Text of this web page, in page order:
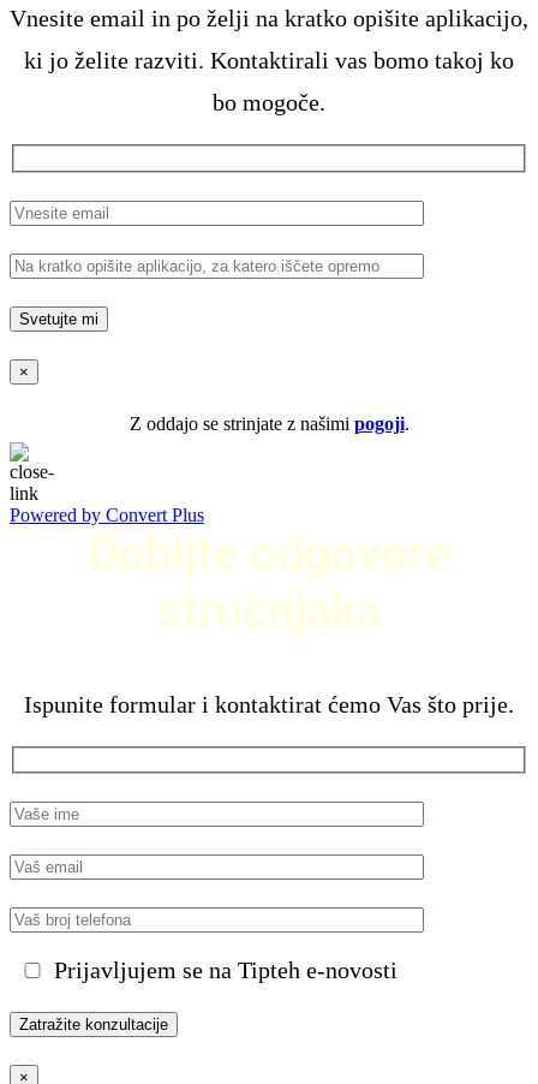
Vnesite email in po želji na kratko opišite aplikacijo,
ki jo želite razviti. Kontaktirali vas bomo takoj ko
bo mogoče.
×
Z oddajo se strinjate z našimi pogoji.
Powered by Convert Plus
Dobijte odgovore
stručnjaka
Ispunite formular i kontaktirat ćemo Vas što prije.
Prijavljujem se na Tipteh e-novosti
×